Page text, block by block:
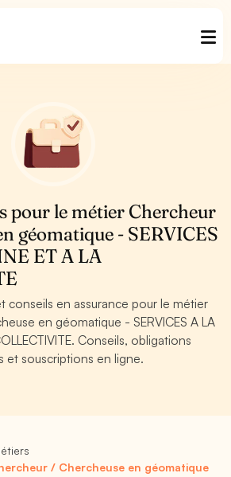
pour le métier Chercheur
géomatique - SERVICES
ET A LA
conseils en assurance pour le métier
en géomatique - SERVICES A LA
Conseils, obligations
et souscriptions en ligne.
/ Chercheuse en géomatique